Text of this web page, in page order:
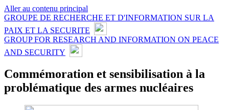
Aller au contenu principal
GROUPE DE RECHERCHE ET D'INFORMATION SUR LA
PAIX ET LA SECURITE
GROUP FOR RESEARCH AND INFORMATION ON PEACE
AND SECURITY
Commémoration et sensibilisation à la
problématique des armes nucléaires